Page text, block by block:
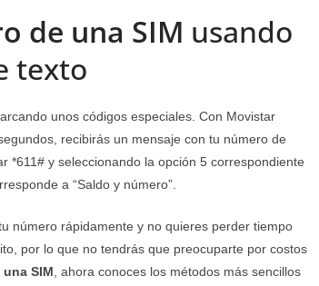
de una SIM usando
texto
unos códigos especiales. Con Movistar
recibirás un mensaje con tu número de
*611# y seleccionando la opción 5 correspondiente
a “Saldo y número”.
número rápidamente y no quieres perder tiempo
por lo que no tendrás que preocuparte por costos
SIM , ahora conoces los métodos más sencillos